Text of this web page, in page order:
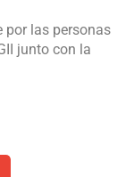
por las personas
junto con la